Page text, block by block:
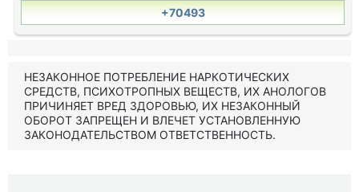
+70493
НЕЗАКОННОЕ ПОТРЕБЛЕНИЕ НАРКОТИЧЕСКИХ
СРЕДСТВ, ПСИХОТРОПНЫХ ВЕЩЕСТВ, ИХ АНОЛОГОВ
ПРИЧИНЯЕТ ВРЕД ЗДОРОВЬЮ, ИХ НЕЗАКОННЫЙ
ОБОРОТ ЗАПРЕЩЕН И ВЛЕЧЕТ УСТАНОВЛЕННУЮ
ЗАКОНОДАТЕЛЬСТВОМ ОТВЕТСТВЕННОСТЬ.